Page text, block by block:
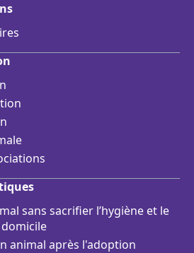
sans sacrifier l’hygiène et le
animal après l'adoption